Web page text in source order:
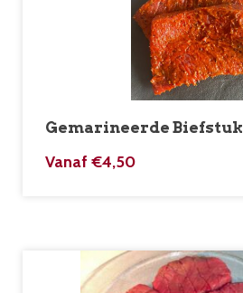
Gemarineerde Biefstuk
Vanaf €4,50